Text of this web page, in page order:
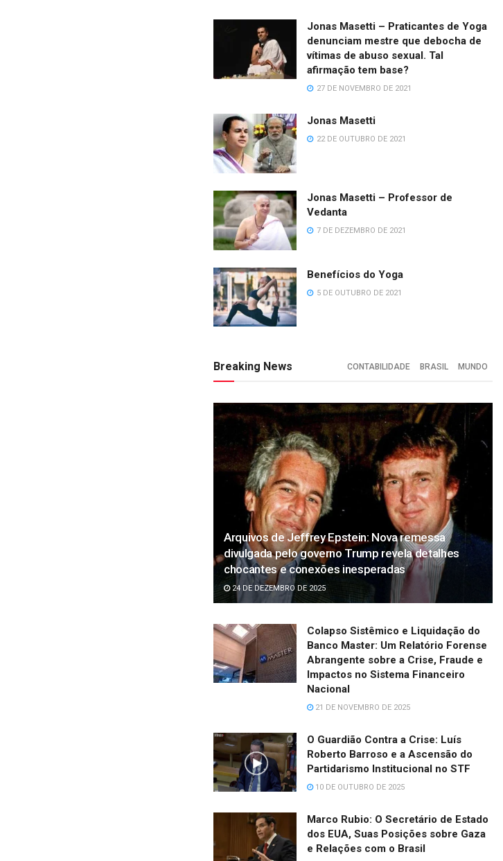
Jonas Masetti – Praticantes de Yoga
denunciam mestre que debocha de
vítimas de abuso sexual. Tal
afirmação tem base?
27 DE NOVEMBRO DE 2021
Jonas Masetti
22 DE OUTUBRO DE 2021
Jonas Masetti – Professor de
Vedanta
7 DE DEZEMBRO DE 2021
Benefícios do Yoga
5 DE OUTUBRO DE 2021
Breaking News CONTABILIDADE BRASIL MUNDO
Arquivos de Jeffrey Epstein: Nova remessa
divulgada pelo governo Trump revela detalhes
chocantes e conexões inesperadas
24 DE DEZEMBRO DE 2025
Colapso Sistêmico e Liquidação do
Banco Master: Um Relatório Forense
Abrangente sobre a Crise, Fraude e
Impactos no Sistema Financeiro
Nacional
21 DE NOVEMBRO DE 2025
O Guardião Contra a Crise: Luís
Roberto Barroso e a Ascensão do
Partidarismo Institucional no STF
10 DE OUTUBRO DE 2025
Marco Rubio: O Secretário de Estado
dos EUA, Suas Posições sobre Gaza
e Relações com o Brasil